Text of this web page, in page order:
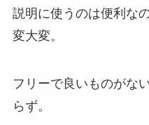
説明に使うのは便利な
変大変。
フリーで良いものがな
らず。